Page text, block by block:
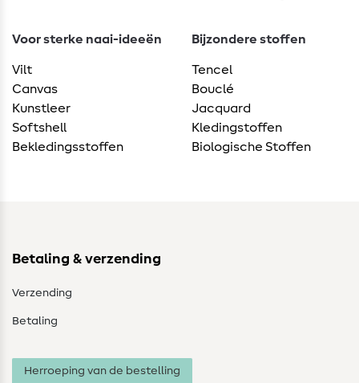
Voor sterke naai-ideeën
Vilt
Canvas
Kunstleer
Softshell
Bekledingsstoffen
Bijzondere stoffen
Tencel
Bouclé
Jacquard
Kledingstoffen
Biologische Stoffen
Betaling & verzending
Verzending
Betaling
Herroeping van de bestelling